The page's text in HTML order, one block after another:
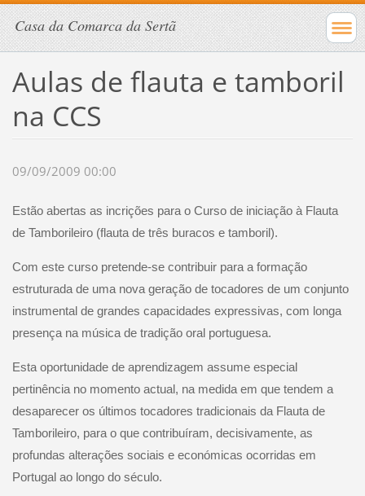
Casa da Comarca da Sertã
Aulas de flauta e tamboril
na CCS
09/09/2009 00:00
Estão abertas as incrições para o Curso de iniciação à Flauta
de Tamborileiro (flauta de três buracos e tamboril).
Com este curso pretende-se contribuir para a formação
estruturada de uma nova geração de tocadores de um conjunto
instrumental de grandes capacidades expressivas, com longa
presença na música de tradição oral portuguesa.
Esta oportunidade de aprendizagem assume especial
pertinência no momento actual, na medida em que tendem a
desaparecer os últimos tocadores tradicionais da Flauta de
Tamborileiro, para o que contribuíram, decisivamente, as
profundas alterações sociais e económicas ocorridas em
Portugal ao longo do século.